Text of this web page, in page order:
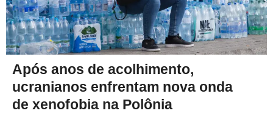
Após anos de acolhimento,
ucranianos enfrentam nova onda
de xenofobia na Polônia